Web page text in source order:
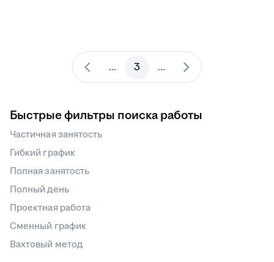
... 3 ...
Быстрые фильтры поиска работы
Частичная занятость
Гибкий график
Полная занятость
Полный день
Проектная работа
Сменный график
Вахтовый метод